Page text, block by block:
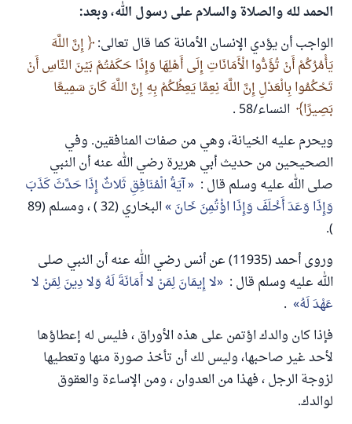
الحمد لله والصلاة والسلام على رسول الله، وبعد:
الواجب أن يؤدي الإنسان الأمانة كما قال تعالى:
إِنَّ اللَّهَ
يَأْمُرُكُمْ أَنْ تُؤَدُّوا الْأَمَانَاتِ إِلَى أَهْلِهَا وَإِذَا حَكَمْتُمْ بَيْنَ النَّاسِ أَنْ
تَحْكُمُوا بِالْعَدْلِ إِنَّ اللَّهَ نِعِمَّا يَعِظُكُمْ بِهِ إِنَّ اللَّهَ كَانَ سَمِيعًا
بَصِيرًا النساء/58 .
ويحرم عليه الخيانة، وهي من صفات المنافقين. وفي
الصحيحين من حديث أبي هريرة رضي الله عنه أن النبي
صلى الله عليه وسلم قال :
آيَةُ الْمُنَافِقِ ثَلاثٌ إِذَا حَدَّثَ كَذَبَ
وَإِذَا وَعَدَ أَخْلَفَ وَإِذَا اؤْتُمِنَ خَانَ
البخاري (32 ) ، ومسلم (89
).
وروى أحمد (11935) عن أنس رضي الله عنه أن النبي صلى
الله عليه وسلم قال : لا إِيمَانَ لِمَنْ لا أَمَانَةَ لَهُ وَلا دِينَ لِمَنْ لا
عَهْدَ لَهُ .
فإذا كان والدك اؤتمن على هذه الأوراق ، فليس له إعطاؤها
لأحد غير صاحبها، وليس لك أن تأخذ صورة منها وتعطيها
لزوجة الرجل ، فهذا من العدوان ، ومن الإساءة والعقوق
لوالدك.